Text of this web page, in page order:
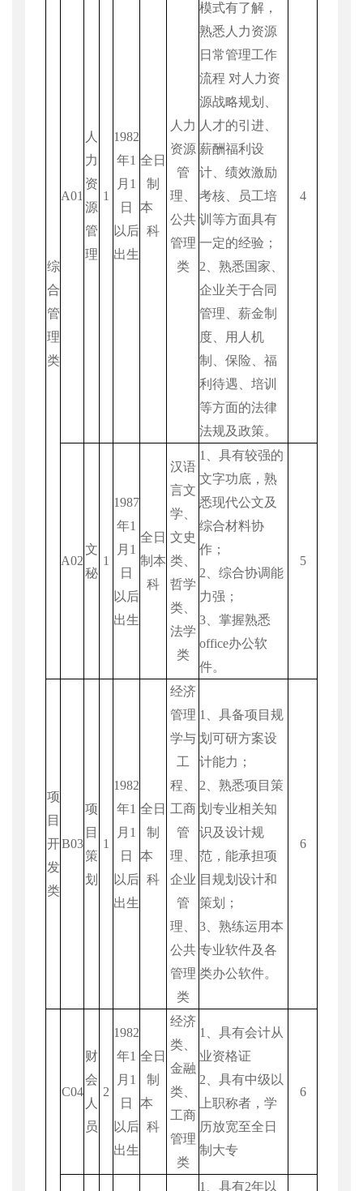
综
合
管
理
类
A01
人
力
资
源
管
理
1
1982
年1
月 1
日
以后
出生
全日
制
本
科
人力
资源
管
理、
公共
管理
类
模式有了解，
熟悉人力资源
日常管理工作
流程 对人力资
源战略规划、
人才的引进、
薪酬福利设
计、绩效激励
考核、员工培
训等方面具有
一定的经验；
2 、熟悉国家、
企业关于合同
管理、薪金制
度、用人机
制、保险、福
利待遇、培训
等方面的法律
法规及政策。
4
A02
文
秘
1
1987
年1
月 1
日
以后
出生
全日
制本
科
汉语
言文
学、
文史
类、
哲学
类、
法学
类
1
、具有较强的
文字功底，熟
悉现代公文及
综合材料协
作；
2 、综合协调能
力强；
3 、掌握熟悉
office办公软
件。
5
项
目
开
发
类
B03
项
目
策
划
1
1982
年1
月 1
日
以后
出生
全日
制
本
科
经济
管理
学与
工
程、
工商
管
理、
企业
管
理、
公共
管理
类
1
、具备项目规
划可研方案设
计能力；
2 、熟悉项目策
划专业相关知
识及设计规
范，能承担项
目规划设计和
策划；
3 、熟练运用本
专业软件及各
类办公软件。
6
C04
财
会
人
员
2
1982
年1
月 1
日
以后
出生
全日
制
本
科
经济
类、
金融
类、
工商
管理
类
1
、具有会计从
业资格证
2 、具有中级以
上职称者，学
历放宽至全日
制大专
6
1 、具有2年以